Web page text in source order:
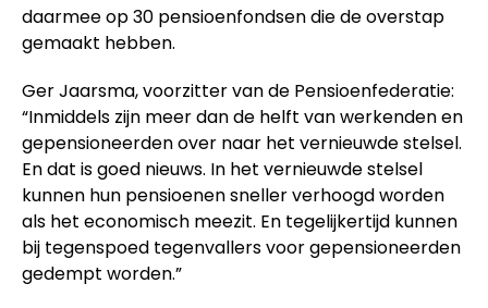
daarmee op 30 pensioenfondsen die de overstap
gemaakt hebben.
Ger Jaarsma, voorzitter van de Pensioenfederatie:
“Inmiddels zijn meer dan de helft van werkenden en
gepensioneerden over naar het vernieuwde stelsel.
En dat is goed nieuws. In het vernieuwde stelsel
kunnen hun pensioenen sneller verhoogd worden
als het economisch meezit. En tegelijkertijd kunnen
bij tegenspoed tegenvallers voor gepensioneerden
gedempt worden.”